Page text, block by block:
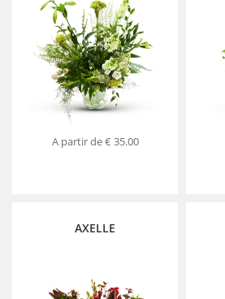
A partir de€ 35.00
AXELLE